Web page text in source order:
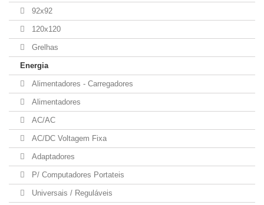
92x92
120x120
Grelhas
Energia
Alimentadores - Carregadores
Alimentadores
AC/AC
AC/DC Voltagem Fixa
Adaptadores
P/ Computadores Portateis
Universais / Reguláveis